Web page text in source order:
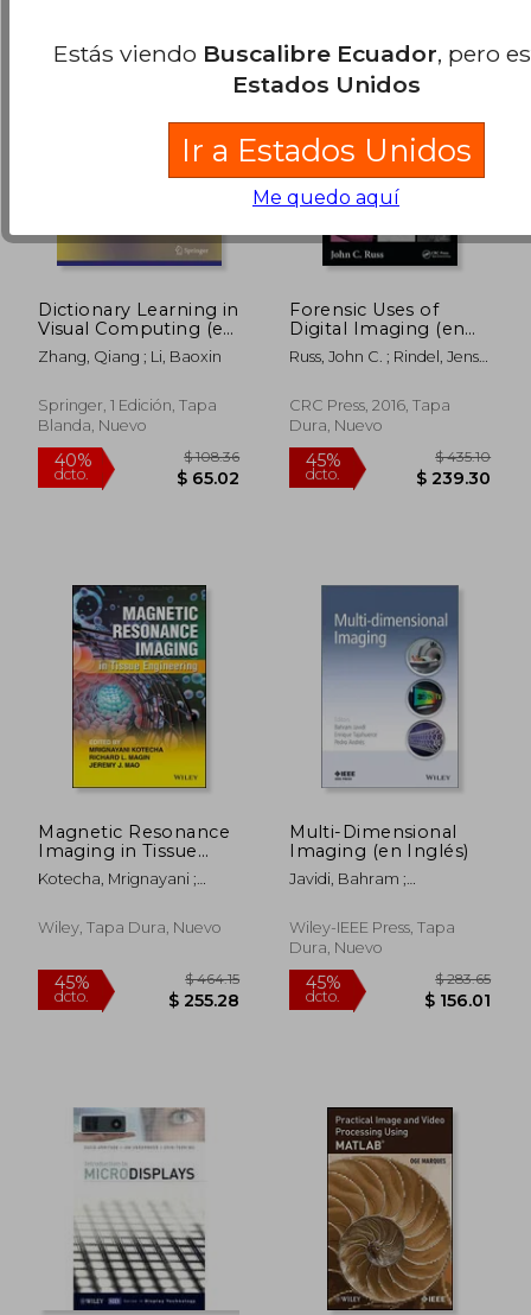
40%
dcto. $ 65.02
40%
dcto. $
Dictionary Learning in
Visual Computing (en
Inglés)
Zhang, Qiang ; Li, Baoxin
Springer, 1 Edición, Tapa
Blanda, Nuevo
Forensic Uses of
Digital Imaging (en
Inglés)
Russ, John C. ; Rindel, Jens ;
CRC Press, 2016, Tapa
Dura, Nuevo
Magnetic Resonance
Imaging in Tissue
Engineering (en
Inglés)
Kotecha, Mrignayani ;
Jeremy J.
Wiley, Tapa Dura, Nuevo
Multi-Dimensional
Imaging (en Inglés)
Javidi, Bahram ;
Andres, Pedro
Wiley-IEEE Press, Tapa
Dura, Nuevo
Estás viendo Buscalibre Ecuador, pero
Estados Unidos
Ir a Estados Unidos
Me quedo aquí